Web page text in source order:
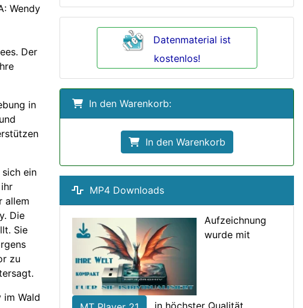
Wendy
Der
in
ein
allem
Die
Sie
zu
im Wald
Datenmaterial ist
kostenlos!
In den Warenkorb:
In den Warenkorb
MP4 Downloads
Aufzeichnung
wurde mit